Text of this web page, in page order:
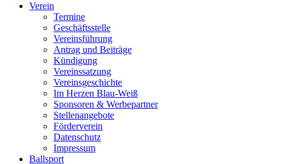
Verein
Termine
Geschäftsstelle
Vereinsführung
Antrag und Beiträge
Kündigung
Vereinssatzung
Vereinsgeschichte
Im Herzen Blau-Weiß
Sponsoren & Werbepartner
Stellenangebote
Förderverein
Datenschutz
Impressum
Ballsport